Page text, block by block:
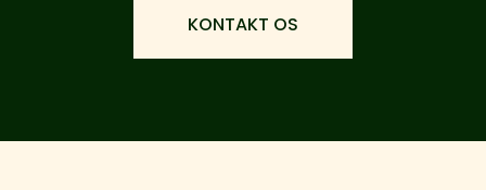
KONTAKT OS